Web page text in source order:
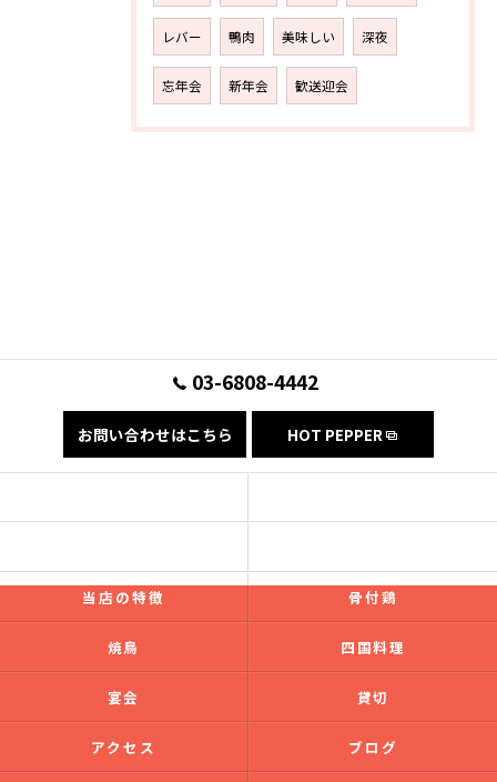
レバー 鴨肉 美味しい 深夜
忘年会 新年会 歓送迎会
03-6808-4442
お問い合わせはこちら HOT PEPPER
当店の特徴 骨付鶏
焼鳥 四国料理
宴会 貸切
アクセス ブログ